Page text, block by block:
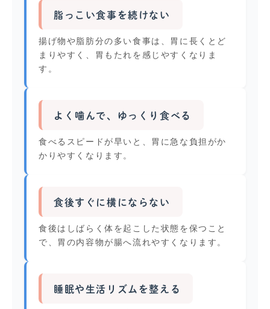
脂っこい食事を続けない
揚げ物や脂肪分の多い食事は、胃に長くとど
まりやすく、胃もたれを感じやすくなりま
す。
よく噛んで、ゆっくり食べる
食べるスピードが早いと、胃に急な負担がか
かりやすくなります。
食後すぐに横にならない
食後はしばらく体を起こした状態を保つこと
で、胃の内容物が腸へ流れやすくなります。
睡眠や生活リズムを整える